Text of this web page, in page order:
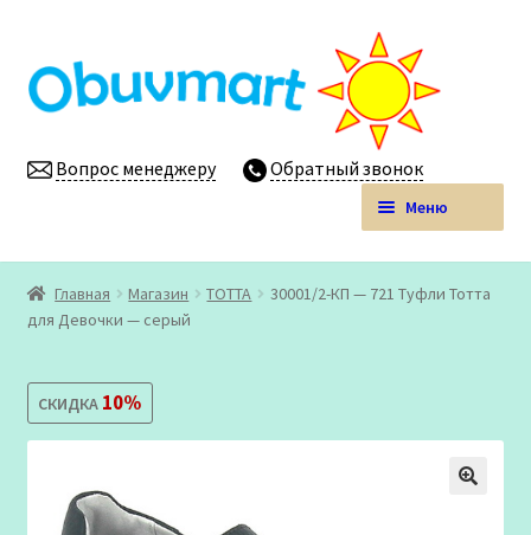
к
навигации
к
содержимому
Вопрос менеджеру Обратный звонок
Меню
Obuvmart.pro | Детская обувь мелким оптом
Магазин
Личный кабинет
Главная Магазин ТОТТА
30001/2-КП — 721 Туфли Тотта
для Девочки — серый
СКИДКА 10%